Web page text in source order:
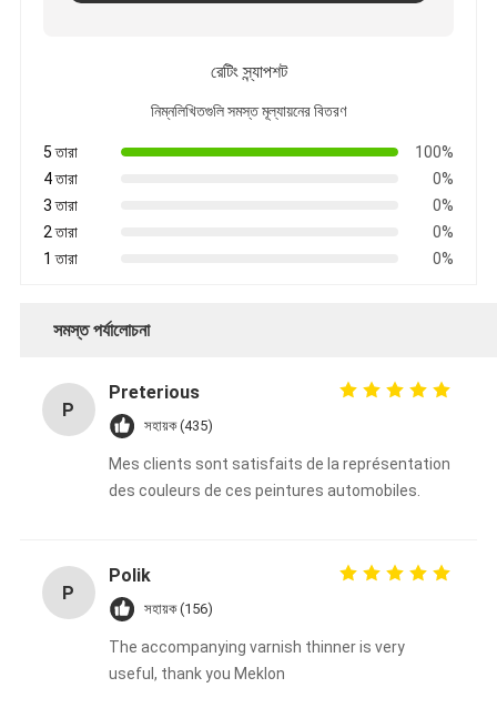
রেটিং স্ন্যাপশট
নিম্নলিখিতগুলি সমস্ত মূল্যায়নের বিতরণ
5 তারা
100%
4 তারা
0%
3 তারা
0%
2 তারা
0%
1 তারা
0%
সমস্ত পর্যালোচনা
P
Preterious
সহায়ক (435)
Mes clients sont satisfaits de la représentation
des couleurs de ces peintures automobiles.
P
Polik
সহায়ক (156)
The accompanying varnish thinner is very
useful, thank you Meklon